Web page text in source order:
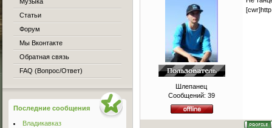
Шлепанец
Сообщений: 39
Статьи
Форум
Мы Вконтакте
Обратная связь
FAQ (Вопрос/Ответ)
Последние сообщения
Владикавказ